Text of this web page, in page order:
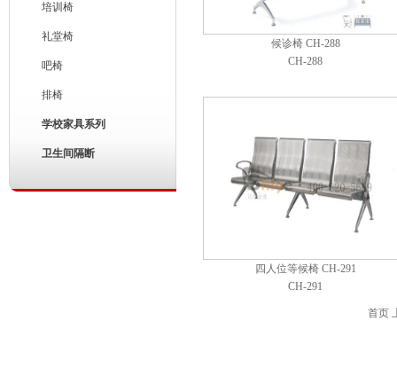
培训椅
礼堂椅
吧椅
排椅
学校家具系列
卫生间隔断
候诊椅 CH-288
CH-288
四人位等候椅 CH-291
CH-291
首页